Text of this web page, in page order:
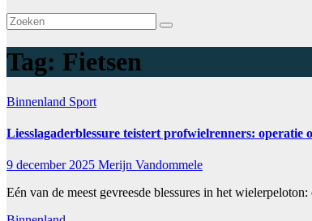
Tag: Fietsen
Binnenland Sport
Liesslagaderblessure teistert profwielrenners: operatie
9 december 2025 Merijn Vandommele
Eén van de meest gevreesde blessures in het